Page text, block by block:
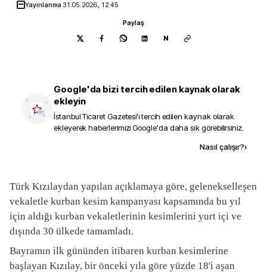
Yayınlanma 31.05.2026, 12:45
Paylaş
N
Google'da bizi tercih edilen kaynak olarak
ekleyin
İstanbul Ticaret Gazetesi'i tercih edilen kaynak olarak
ekleyerek haberlerimizi Google'da daha sık görebilirsiniz.
Nasıl çalışır?›
Türk Kızılaydan yapılan açıklamaya göre, gelenekselleşen
vekaletle kurban kesim kampanyası kapsamında bu yıl
için aldığı kurban vekaletlerinin kesimlerini yurt içi ve
dışında 30 ülkede tamamladı.
Bayramın ilk gününden itibaren kurban kesimlerine
başlayan Kızılay, bir önceki yıla göre yüzde 18'i aşan